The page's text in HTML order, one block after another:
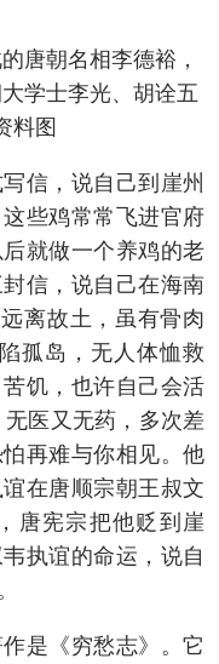
朝名相李德裕，
学士李光、胡诠五
料图
信，说自己到崖州
些鸡常常飞进官府
就做一个养鸡的老
信，说自己在海南
离故土，虽有骨肉
孤岛，无人体恤救
饥，也许自己会活
医又无药，多次差
再难与你相见。他
在唐顺宗朝王叔文
唐宪宗把他贬到崖
执谊的命运，说自
是《穷愁志》。它